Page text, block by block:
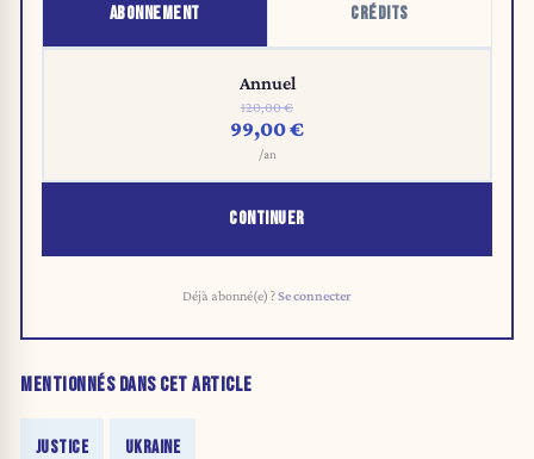
ABONNEMENT CRÉDITS
Annuel
120,00 €
99,00 €
/an
CONTINUER
Déjà abonné(e) ?Se connecter
MENTIONNÉS DANS CET ARTICLE
JUSTICE UKRAINE